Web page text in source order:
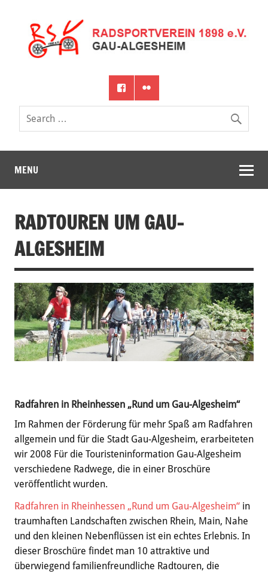
MENU
RADTOUREN UM GAU-
ALGESHEIM
Radfahren in Rheinhessen „Rund um Gau-Algesheim“
Im Rahmen der Förderung für mehr Spaß am Radfahren
allgemein und für die Stadt Gau-Algesheim, erarbeiteten
wir 2008 Für die Touristeninformation Gau-Algesheim
verschiedene Radwege, die in einer Broschüre
veröffentlicht wurden.
Radfahren in Rheinhessen „Rund um Gau-Algesheim“ in
traumhaften Landschaften zwischen Rhein, Main, Nahe
und den kleinen Nebenflüssen ist ein echtes Erlebnis. In
dieser Broschüre findet man 10 attraktive und
überwiegend familienfreundliche Radtouren, die